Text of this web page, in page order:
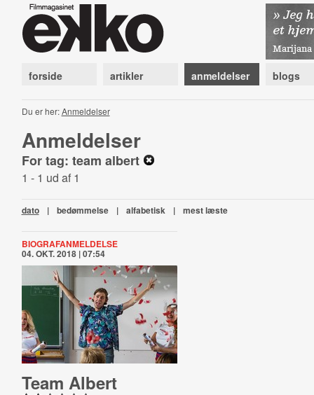
forside artikler anmeldelser blogs
Du er her:Anmeldelser
Anmeldelser
For tag: team albert
1 - 1 ud af 1
dato | bedømmelse | alfabetisk | mest læste
BIOGRAFANMELDELSE
04. OKT. 2018 | 07:54
Team Albert